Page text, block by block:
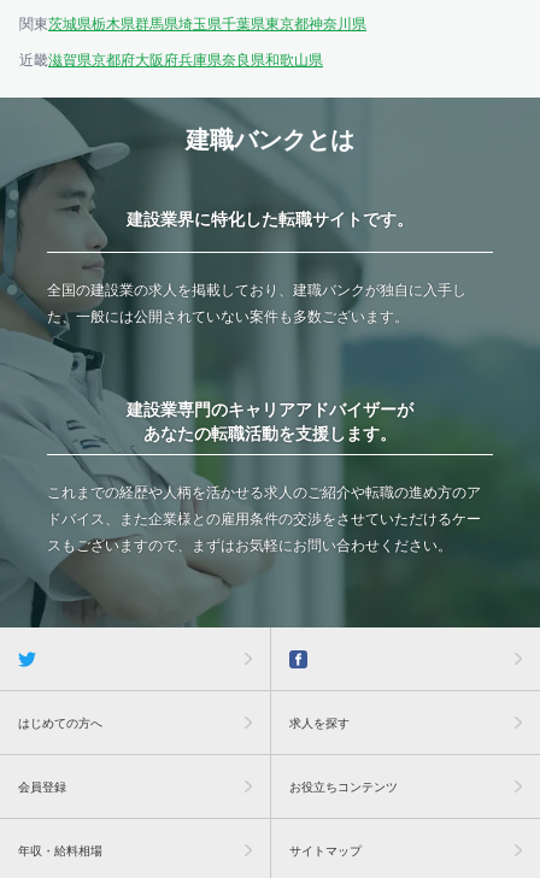
関東茨城県栃木県群馬県埼玉県千葉県東京都神奈川県
近畿滋賀県京都府大阪府兵庫県奈良県和歌山県
建職バンクとは
建設業界に特化した転職サイトです。
全国の建設業の求人を掲載しており、建職バンクが独自に入手し
た、一般には公開されていない案件も多数ございます。
建設業専門のキャリアアドバイザーが
あなたの転職活動を支援します。
これまでの経歴や人柄を活かせる求人のご紹介や転職の進め方のア
ドバイス、また企業様との雇用条件の交渉をさせていただけるケー
スもございますので、まずはお気軽にお問い合わせください。
はじめての方へ 求人を探す
会員登録 お役立ちコンテンツ
年収・給料相場 サイトマップ